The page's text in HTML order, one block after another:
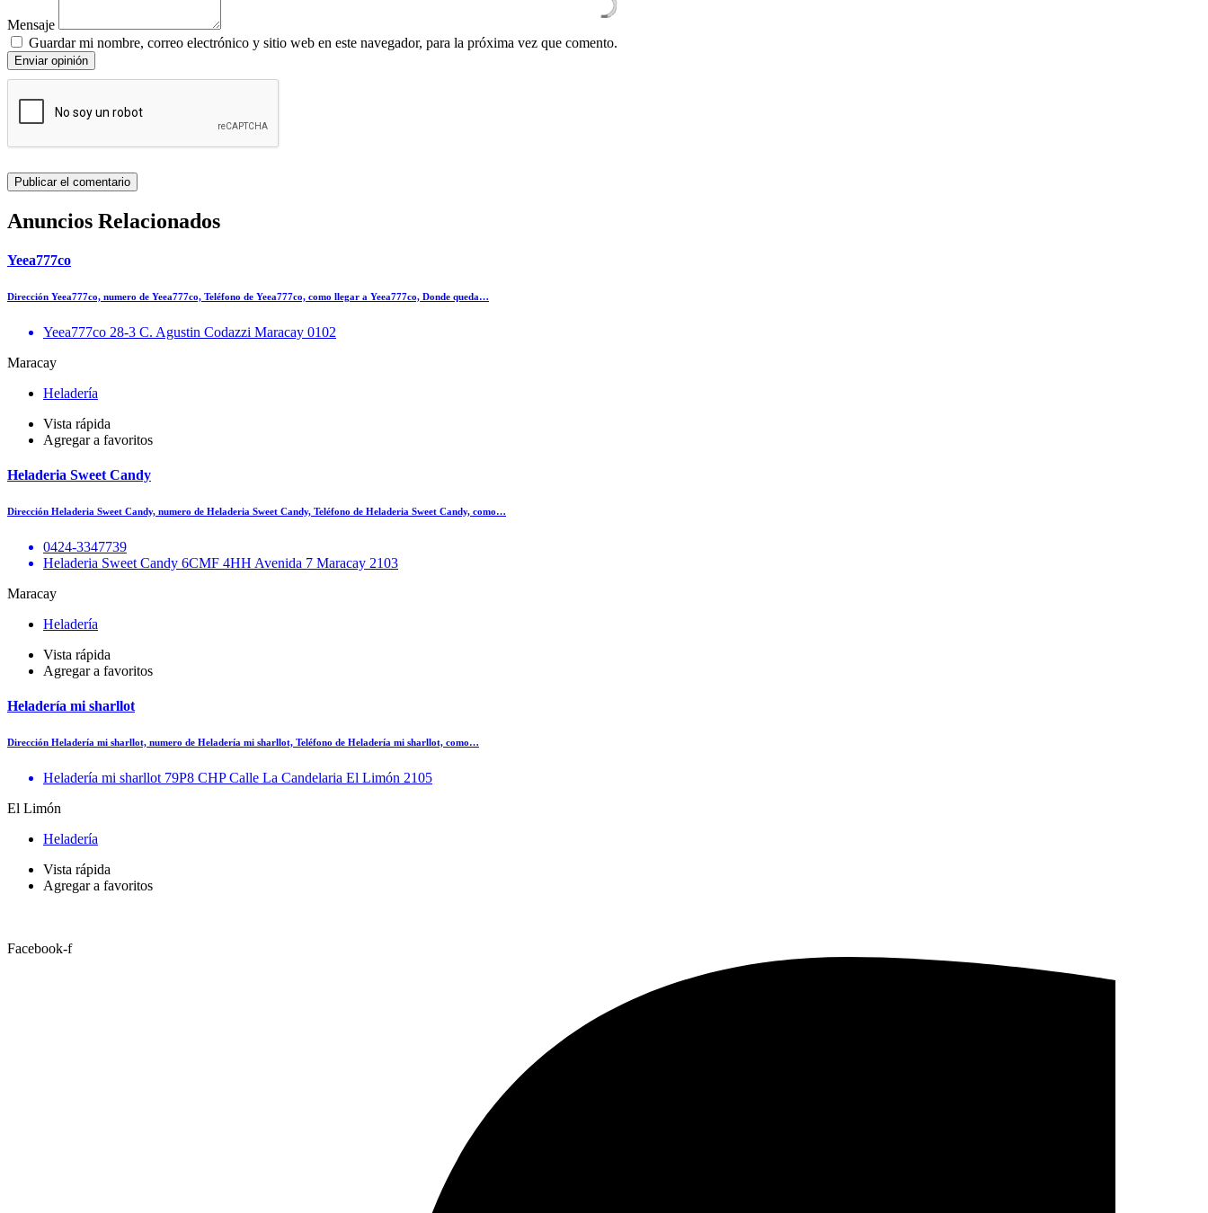
Mensaje
Guardar mi nombre, correo electrónico y sitio web en este navegador, para la próxima vez que comento.
Enviar opinión
Anuncios Relacionados
Yeea777co
Dirección Yeea777co, numero de Yeea777co, Teléfono de Yeea777co, como llegar a Yeea777co, Donde queda…
Yeea777co 28-3 C. Agustin Codazzi Maracay 0102
Maracay
Heladería
Vista rápida
Agregar a favoritos
Heladeria Sweet Candy
Dirección Heladeria Sweet Candy, numero de Heladeria Sweet Candy, Teléfono de Heladeria Sweet Candy, como…
0424-3347739
Heladeria Sweet Candy 6CMF 4HH Avenida 7 Maracay 2103
Maracay
Heladería
Vista rápida
Agregar a favoritos
Heladería mi sharllot
Dirección Heladería mi sharllot, numero de Heladería mi sharllot, Teléfono de Heladería mi sharllot, como…
Heladería mi sharllot 79P8 CHP Calle La Candelaria El Limón 2105
El Limón
Heladería
Vista rápida
Agregar a favoritos
Facebook-f